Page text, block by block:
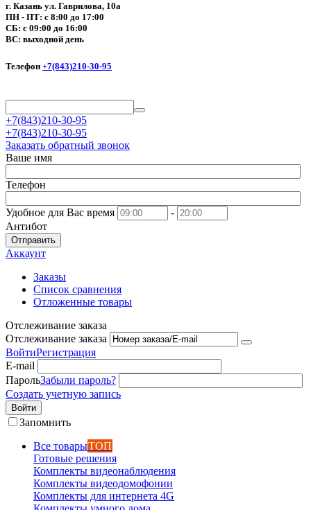
г. Казань ул. Гаврилова, 10а
ПН - ПТ: с 8:00 до 17:00
СБ: с 09:00 до 16:00
ВС: выходной день
Телефон +7(843)210-30-95
+7(843)210-30-95
+7(843)210-30-95
Заказать обратный звонок
Ваше имя
Телефон
Удобное для Вас время
-
Антибот
Отправить
Аккаунт
Заказы
Список сравнения
Отложенные товары
Отслеживание заказа
Отслеживание заказа
ВойтиРегистрация
E-mail
ПарольЗабыли пароль?
Создать учетную запись
Войти
Запомнить
Все товарыТОП
Готовые решения
Комплекты видеонаблюдения
Комплекты видеодомофонии
Комплекты для интернета 4G